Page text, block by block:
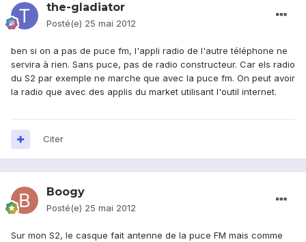
the-gladiator
Posté(e) 25 mai 2012
ben si on a pas de puce fm, l'appli radio de l'autre téléphone ne
servira à rien. Sans puce, pas de radio constructeur. Car els radio
du S2 par exemple ne marche que avec la puce fm. On peut avoir
la radio que avec des applis du market utilisant l'outil internet.
Citer
Boogy
Posté(e) 25 mai 2012
Sur mon S2, le casque fait antenne de la puce FM mais comme